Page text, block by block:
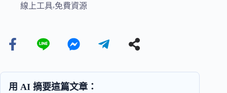
線上工具,免費資源
用 AI 摘要這篇文章：